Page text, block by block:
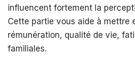
influencent fortement la
Cette partie vous aide à mettre
rémunération, qualité de vie,
familiales.